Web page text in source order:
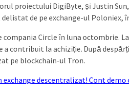
proiectului DigiByte, și Justin
de pe exchange-ul Poloniex,
Circle în luna octombrie.
contribuit la achiziție. După
pe blockchain-ul Tron.
exchange descentralizat! Cont demo